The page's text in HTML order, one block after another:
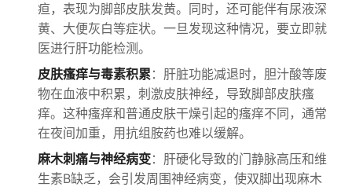
疸，表现为脚部皮肤发黄。同时，还可能伴有尿液深
黄、大便灰白等症状。一旦发现这种情况，要立即就
医进行肝功能检测。
皮肤瘙痒与毒素积累 ：肝脏功能减退时，胆汁酸等废
物在血液中积累，刺激皮肤神经，导致脚部皮肤瘙
痒。这种瘙痒和普通皮肤干燥引起的瘙痒不同，通常
在夜间加重，用抗组胺药也难以缓解。
麻木刺痛与神经病变：肝硬化导致的门静脉高压和维
生素B缺乏，会引发周围神经病变，使双脚出现麻木